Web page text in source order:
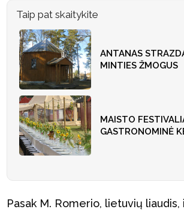
Taip pat skaitykite
ANTANAS
MINTIES ŽMOGUS
MAISTO
GASTRONOMINĖ
Pasak M. Romerio, lietuvių liaudis,